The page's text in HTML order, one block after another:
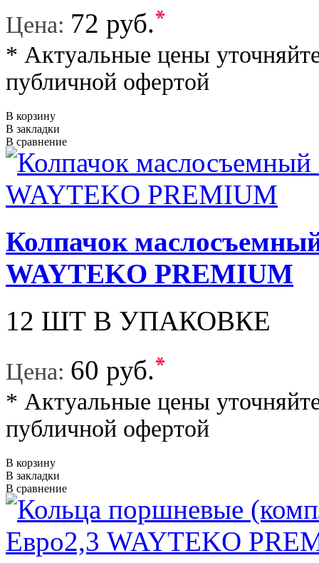
Цена: 72 руб.*
* Актуальные цены
публичной офертой
В корзину
В закладки
В сравнение
Колпачок
WAYTEKO PREMIUM
12 ШТ В УПАКОВКЕ
Цена: 60 руб.*
* Актуальные цены
публичной офертой
В корзину
В закладки
В сравнение